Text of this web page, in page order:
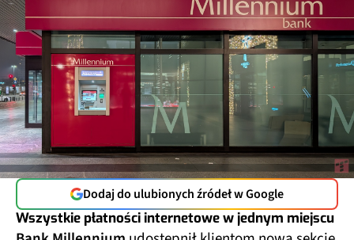
Dodaj do ulubionych źródeł w Google
Wszystkie płatności internetowe w jednym miejscu